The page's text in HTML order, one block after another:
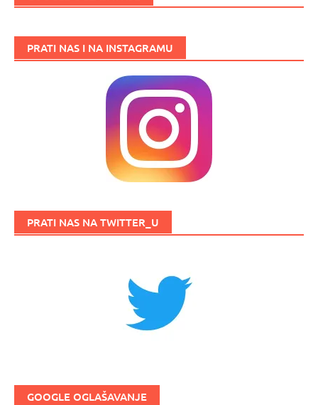
PRATI NAS I NA INSTAGRAMU
PRATI NAS NA TWITTER_U
GOOGLE OGLAŠAVANJE